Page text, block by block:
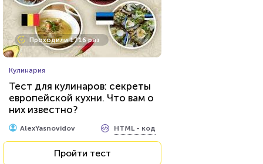
Проходили 11746 раз
Тест: Какое хобби вам
подойдет?
Пройти тест
Проходили 1716 раз
Кулинария
Тест для кулинаров: секреты
европейской кухни. Что вам о
них известно?
AlexYasnovidov HTML - код
Пройти тест